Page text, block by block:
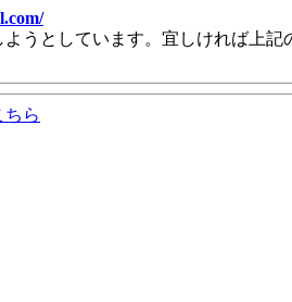
うとしています。宜しければ上
ちら